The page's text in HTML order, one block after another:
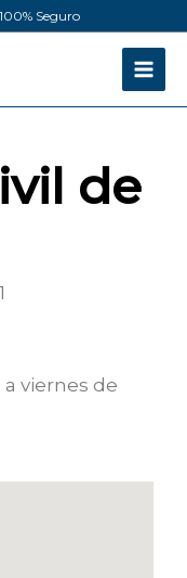
Seguro
de
viernes de